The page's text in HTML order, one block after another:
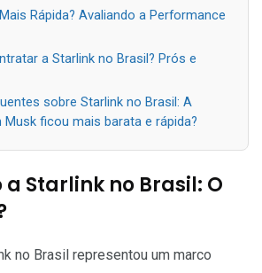
Rápida? Avaliando a Performance
a Starlink no Brasil? Prós e
sobre Starlink no Brasil: A
Musk ficou mais barata e rápida?
Starlink no Brasil: O
no Brasil representou um marco